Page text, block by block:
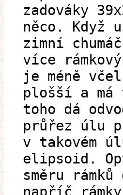
zadováky
něco.
zimní
více
je méně
plošší a
toho dá
průřez úlu
v takovém
elipsoid.
směru